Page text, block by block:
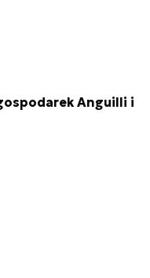
Anguilli i